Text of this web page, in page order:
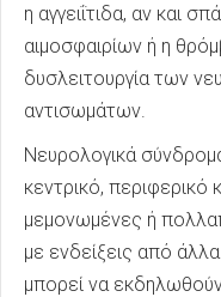
η αγγειΐτιδα, αν και
αιμοσφαιρίων ή η
δυσλειτουργία των
αντισωμάτων.
Νευρολογικά
κεντρικό, περιφερικό
μεμονωμένες ή
με ενδείξεις από
μπορεί να